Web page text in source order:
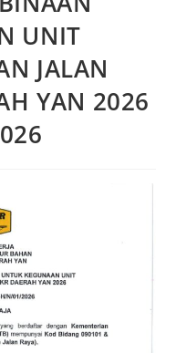
UNIT
JALAN
YAN 2026